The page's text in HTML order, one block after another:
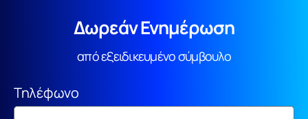
Δωρεάν Ενημέρωση
από εξειδικευμένο σύμβουλο
Τηλέφωνο